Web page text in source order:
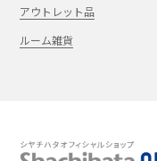
アウトレット品
ルーム雑貨